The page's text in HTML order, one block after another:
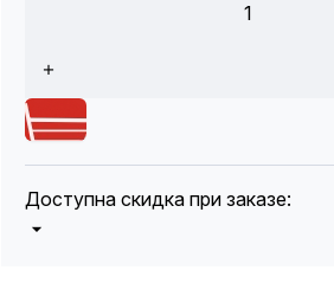
1
Доступна скидка при заказе: